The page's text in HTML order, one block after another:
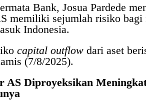
Bank, Josua Pardede
memiliki sejumlah risiko bagi
Indonesia.
capital outflowdari aset
(7/8/2025).
AS Diproyeksikan